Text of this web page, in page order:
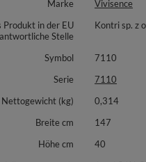
Wärmendes überziehen möchten,
und ist leicht, wodurch das
elegant oder lässig – es rundet
Marke
Vivisence
Produkt in der EU
Stelle
Kontri sp. z
Symbol
7110
Serie
7110
Nettogewicht (kg)
0,314
Breite cm
147
Höhe cm
40